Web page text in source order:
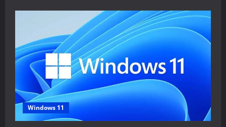
aktualizace
systému
Windows
11
automaticky
otevírá
Microsoft
Edge
některých
zařízeních
po
restartu
Windows 11